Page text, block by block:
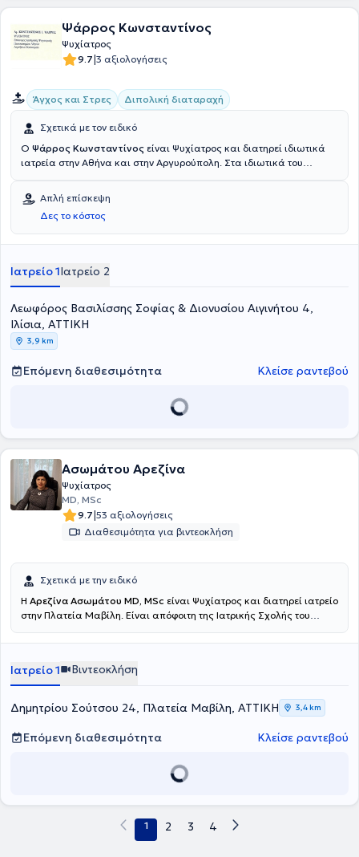
Ψάρρος Κωνσταντίνος
Ψυχίατρος
9.7|3 αξιολογήσεις
Άγχος και Στρες Διπολική διαταραχή
Σχετικά με τον ειδικό
Ο Ψάρρος Κωνσταντίνος είναι Ψυχίατρος και διατηρεί ιδιωτικά
ιατρεία στην Αθήνα και στην Αργυρούπολη. Στα ιδιωτικά του
αποτελεσματική και την άμεση εξυπηρέτηση όλων των ασθενών
του. Ως αναπληρωτής καθηγητής του Εθνικού και Καποδιστριακού
Πανεπιστημίου Αθηνών έχει στο ενεργητικό του πλήθος
συγγραμμάτων όπως και μελετών που φέρουν την υπογραφή του σε
άπνοια. Ο Ψυχίατρος Ψάρρος Κωνσταντίνος, με εμπειρία πολλών
ετών στον κλάδο του ασχολείται μεταξύ άλλων με αγχώδεις
συναισθηματικής φύσεως, όπως κατάθλιψη και υπερθυμία.
Απλή επίσκεψη
Δες το κόστος
Ιατρείο 1Ιατρείο 2
Λεωφόρος Βασιλίσσης Σοφίας & Διονυσίου Αιγινήτου 4,
Ιλίσια, ΑΤΤΙΚΗ
3,9 km
Επόμενη διαθεσιμότητα Κλείσε ραντεβού
Ασωμάτου Αρεζίνα
Ψυχίατρος
MD, MSc
9.7|53 αξιολογήσεις
Διαθεσιμότητα για βιντεοκλήση
Σχετικά με την ειδικό
Η Αρεζίνα Ασωμάτου MD, MSc είναι Ψυχίατρος και διατηρεί ιατρείο
στην Πλατεία Μαβίλη. Είναι απόφοιτη της Ιατρικής Σχολής του
βαθμό Λίαν Καλώς. Είναι επίσης κάτοχος μεταπτυχιακού
Ψυχικής Υγείας και Πρόληψη Ψυχιατρικών διαταραχών" και με
βαθμό Άριστα. Ολοκλήρωσε την ειδικότητα της Ψυχιατρικής στο
Νοσοκομείο Νοσημάτων Θώρακος Αθηνών "Η Σωτηρία" το 2016
και στη συνέχεια εργάστηκε ως επικουρική Ψυχίατρος στο Κέντρο
Υγείας Καλλιθέας. Από το 2018 έως το 2025 εργάστηκε στην
Ψυχιατρική Κλινική του Γενικού Νοσοκομείου Αργολίδας -
Έχει αποκτήσει πολύτιμη εμπειρία στη διάγνωση και αντιμετώπιση
νοσηλείας. Έχει παρακολουθήσει σεμινάρια ψυχαναλυτικής
ψυχοθεραπευτικής προσέγγισης. Τέλος, η γιατρός έχει
Ιατρείο 1 Βιντεοκλήση
Δημητρίου Σούτσου 24, Πλατεία Μαβίλη, ΑΤΤΙΚΗ 3,4 km
Επόμενη διαθεσιμότητα Κλείσε ραντεβού
1 2 3 4